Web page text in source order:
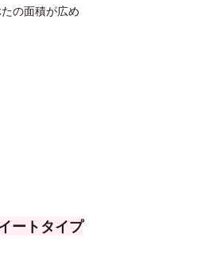
の面積が広め
ートタイプ